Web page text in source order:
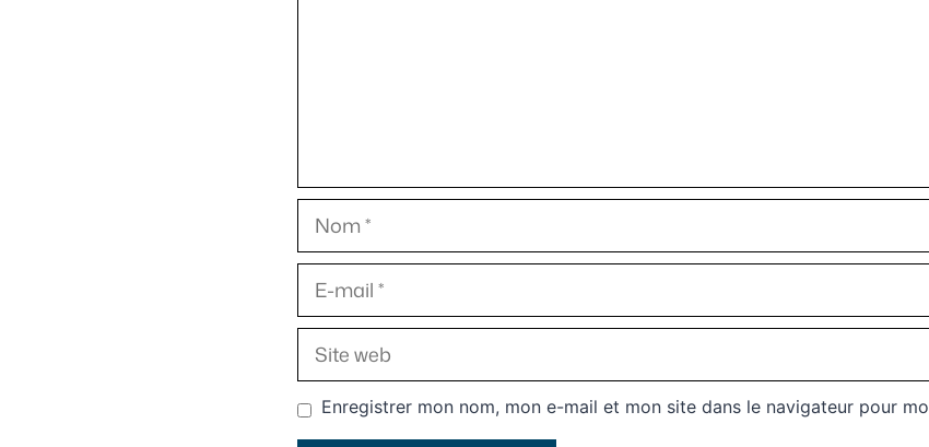
Nom
E-
mail
Site
web
Enregistrer mon nom, mon e-mail et mon site dans le navigateur pour